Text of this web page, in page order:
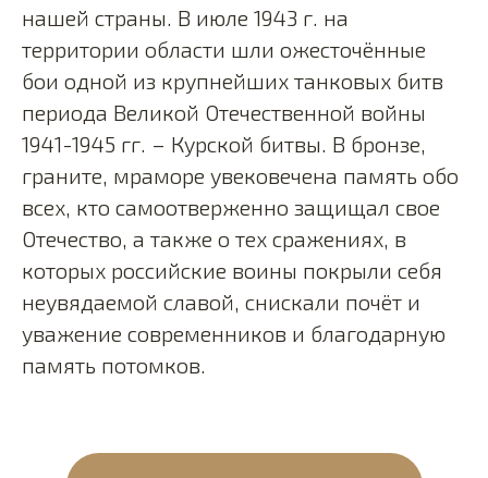
нашей страны. В июле 1943 г. на
территории области шли ожесточённые
бои одной из крупнейших танковых битв
периода Великой Отечественной войны
1941-1945 гг. – Курской битвы. В бронзе,
граните, мраморе увековечена память обо
всех, кто самоотверженно защищал свое
Отечество, а также о тех сражениях, в
которых российские воины покрыли себя
неувядаемой славой, снискали почёт и
уважение современников и благодарную
память потомков.